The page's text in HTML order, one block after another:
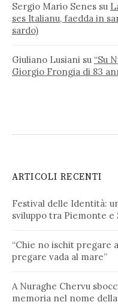
Sergio Mario Senes su
ses Italianu, faedda in
sardo)
Giuliano Lusiani su “Su
Giorgio Frongia di 83
ARTICOLI RECENTI
Festival delle Identità:
sviluppo tra Piemonte e
“Chie no ischit pregare
pregare vada al mare”
A Nuraghe Chervu
memoria nel nome della